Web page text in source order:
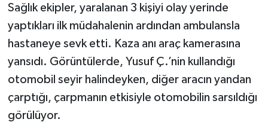
Sağlık ekipler, yaralanan 3 kişiyi olay yerinde
yaptıkları ilk müdahalenin ardından ambulansla
hastaneye sevk etti. Kaza anı araç kamerasına
yansıdı. Görüntülerde, Yusuf Ç.’nin kullandığı
otomobil seyir halindeyken, diğer aracın yandan
çarptığı, çarpmanın etkisiyle otomobilin sarsıldığı
görülüyor.